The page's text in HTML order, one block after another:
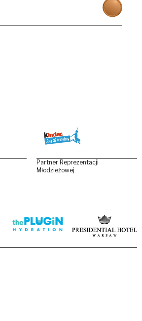
Partner Reprezentacji
Młodzieżowej